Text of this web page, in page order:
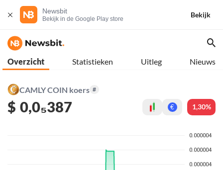
Newsbit
Bekijk in de Google Play store
Bekijk
Overzicht Statistieken Uitleg Nieuws
CAMLY COIN koers #
$ 0,0₅387 € 1,30%